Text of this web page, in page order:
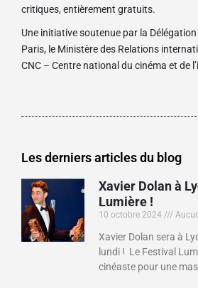
critiques, entièrement gratuits.
Une initiative soutenue par la
Paris, le Ministère des Relations
CNC – Centre national du cinéma et de
Les derniers articles du blog
Xavier Dolan à
Lumière !
10 octobre 2024
Xavier Dolan sera à
lundi ! Le Festival
cinéaste pour une